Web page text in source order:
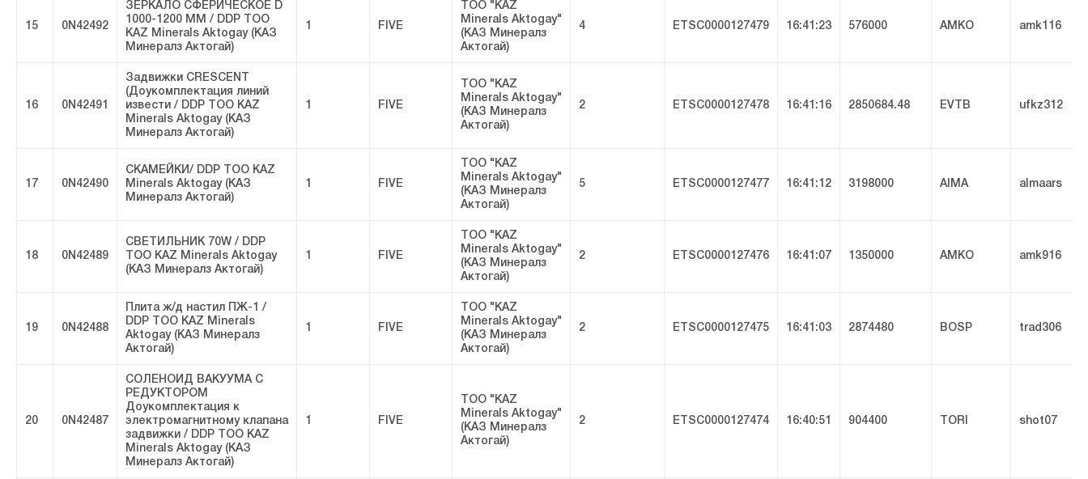
15 0N42492
ЗЕРКАЛО СФЕРИЧЕСКОЕ D
1000-1200 MM / DDP ТОО
KAZ Minerals Aktogay (КАЗ
Минералз Актогай)
1 FIVE
ТОО "KAZ
Minerals Aktogay"
(КАЗ Минералз
Актогай)
4 ETSC0000127479 16:41:23 576000 AMKO amk116
16 0N42491
Задвижки CRESCENT
(Доукомплектация линий
извести / DDP ТОО KAZ
Minerals Aktogay (КАЗ
Минералз Актогай)
1 FIVE
ТОО "KAZ
Minerals Aktogay"
(КАЗ Минералз
Актогай)
2 ETSC0000127478 16:41:16 2850684.48 EVTB ufkz312
17 0N42490
СКАМЕЙКИ/ DDP ТОО KAZ
Minerals Aktogay (КАЗ
Минералз Актогай)
1 FIVE
ТОО "KAZ
Minerals Aktogay"
(КАЗ Минералз
Актогай)
5 ETSC0000127477 16:41:12 3198000 AIMA almaars
18 0N42489
СВЕТИЛЬНИК 70W / DDP
ТОО KAZ Minerals Aktogay
(КАЗ Минералз Актогай)
1 FIVE
ТОО "KAZ
Minerals Aktogay"
(КАЗ Минералз
Актогай)
2 ETSC0000127476 16:41:07 1350000 AMKO amk916
19 0N42488
Плита ж/д настил ПЖ-1 /
DDP ТОО KAZ Minerals
Aktogay (КАЗ Минералз
Актогай)
1 FIVE
ТОО "KAZ
Minerals Aktogay"
(КАЗ Минералз
Актогай)
2 ETSC0000127475 16:41:03 2874480 BOSP trad306
20 0N42487
СОЛЕНОИД ВАКУУМА С
РЕДУКТОРОМ
Доукомплектация к
электромагнитному клапана
задвижки / DDP ТОО KAZ
Minerals Aktogay (КАЗ
Минералз Актогай)
1 FIVE
ТОО "KAZ
Minerals Aktogay"
(КАЗ Минералз
Актогай)
2 ETSC0000127474 16:40:51 904400 TORI shot07